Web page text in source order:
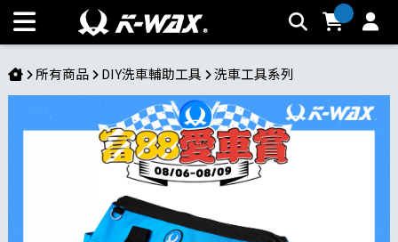
TB多功能工具包 | K-WAX台灣汽車美容材料
所有商品 DIY洗車輔助工具 洗車工具系列